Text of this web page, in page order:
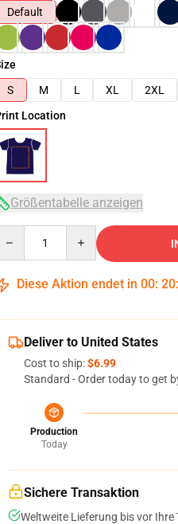
Default
S
M L XL 2XL
Location
Größentabelle anzeigen
Diese Aktion endet in 00: 20:
Deliver to United States
Cost to ship:$6.99
Standard - Order today to get
Production
Today
Sichere Transaktion
Weltweite Lieferung bis vor Ihre